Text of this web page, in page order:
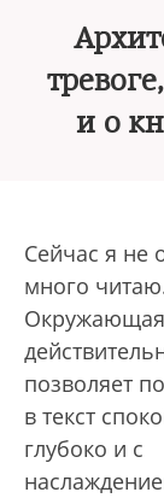
и о
Сейчас я не
много
Окружающая
позволяет
в текст
глубоко и с